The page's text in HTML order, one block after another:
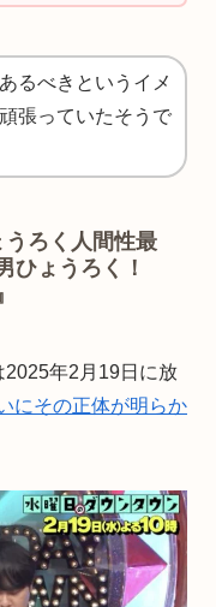
るべきというイメ
張っていたそうで
ろく人間性最
ひょうろく！
年2月19日に放
にその正体が明らか